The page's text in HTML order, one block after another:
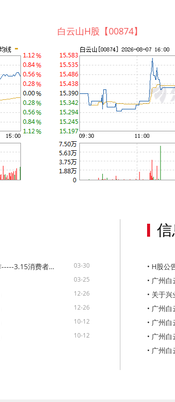
白云山H股【00874】
• 广药白云山证劵期货投资者教育基地迎来新动作-----3.15消费者权益保护日暨中小投资者权益保护宣传 03-30
03-25
12-26
12-26
10-12
10-12
• H股公